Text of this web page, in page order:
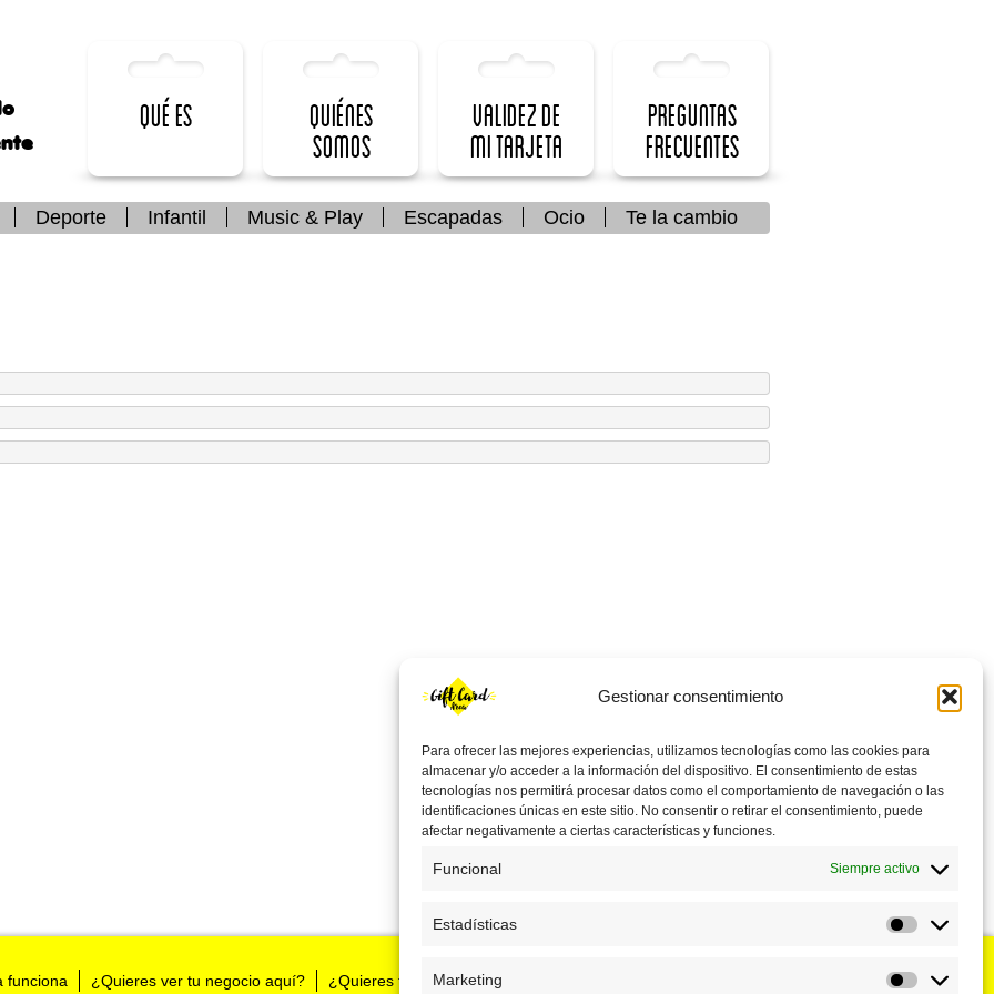
Gestionar consentimiento
Para ofrecer las mejores experiencias, utilizamos tecnologías como las cookies para
almacenar y/o acceder a la información del dispositivo. El consentimiento de estas
tecnologías nos permitirá procesar datos como el comportamiento de navegación o las
identificaciones únicas en este sitio. No consentir o retirar el consentimiento, puede
afectar negativamente a ciertas características y funciones.
Funcional Siempre activo
Estadísticas
Marketing
Marketing
Qué es
Quiénes
somos
Validez de
mi Tarjeta
Preguntas
frecuentes
Deporte Infantil Music & Play Escapadas Ocio Te la cambio
funciona ¿Quieres ver tu negocio aquí? ¿Quieres tenernos en tu negocio?